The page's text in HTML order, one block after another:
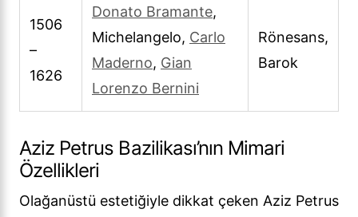
1506
–
1626
Donato Bramante,
Michelangelo, Carlo
Maderno, Gian
Lorenzo Bernini
Rönesans,
Barok
Aziz Petrus Bazilikası’nın Mimari
Özellikleri
Olağanüstü estetiğiyle dikkat çeken Aziz Petrus